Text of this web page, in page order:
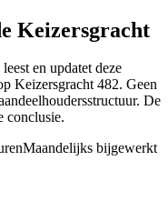
Keizersgracht
en updatet deze
Keizersgracht 482. Geen
De
conclusie.
Maandelijks bijgewerkt